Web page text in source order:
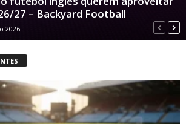
27 – Backyard Football
2026